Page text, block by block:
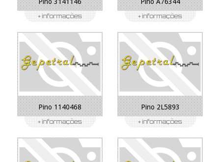
Pino 3141146 Pino A76344
Pino 1140468 Pino 2L5893